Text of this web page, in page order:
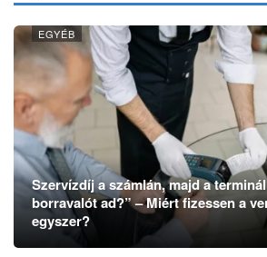
EGYÉB
Szervízdíj a számlán, majd a
borravalót ad?” – Miért fizessen a
egyszer?